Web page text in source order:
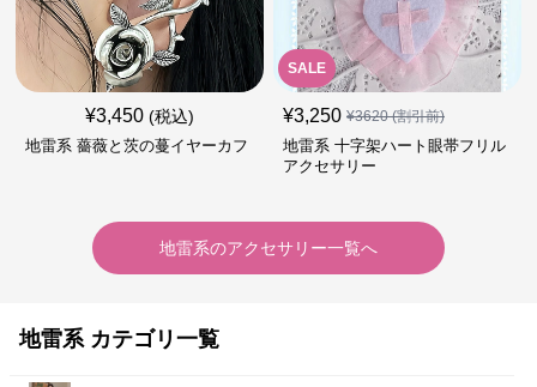
¥3,450 (税込)
地雷系 薔薇と茨の蔓イヤーカフ
SALE
¥3,250 ¥3620(割引前)
地雷系 十字架ハート眼帯フリル
アクセサリー
地雷系のアクセサリー一覧へ
地雷系 カテゴリ一覧